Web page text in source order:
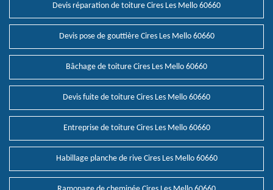
Devis réparation de toiture Cires Les Mello 60660
Devis pose de gouttière Cires Les Mello 60660
Bâchage de toiture Cires Les Mello 60660
Devis fuite de toiture Cires Les Mello 60660
Entreprise de toiture Cires Les Mello 60660
Habillage planche de rive Cires Les Mello 60660